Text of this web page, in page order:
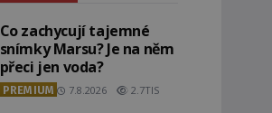
Co zachycují tajemné
snímky Marsu? Je na něm
přeci jen voda?
PREMIUM 7.8.2026 2.7TIS